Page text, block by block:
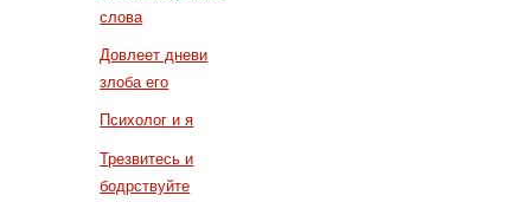
слова
Довлеет дневи
злоба его
Психолог и я
Трезвитесь и
бодрствуйте